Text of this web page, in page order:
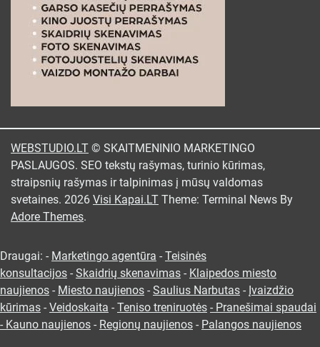
WEBSTUDIO.LT © SKAITMENINIO MARKETINGO
PASLAUGOS. SEO tekstų rašymas, turinio kūrimas,
straipsnių rašymas ir talpinimas į mūsų valdomas
svetaines. 2026 Visi Kapai.LT Theme: Terminal News By
Adore Themes.
Draugai: - Marketingo agentūra - Teisinės
konsultacijos - Skaidrių skenavimas - Klaipedos miesto
naujienos - Miesto naujienos - Saulius Narbutas - Įvaizdžio
kūrimas - Veidoskaita - Teniso treniruotės - Pranešimai spaudai
- Kauno naujienos - Regionų naujienos - Palangos naujienos